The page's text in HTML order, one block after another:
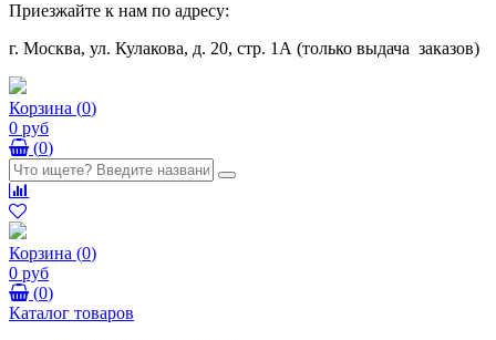
Приезжайте к нам по адресу:
г. Москва, ул. Кулакова, д. 20, стр. 1А (только выдача заказов)
Корзина (0)
0 руб
(0)
Корзина (0)
0 руб
(0)
Каталог товаров